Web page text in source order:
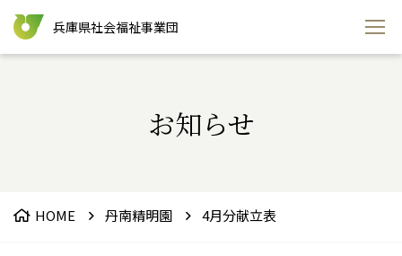
兵庫県社会福祉事業団
お知らせ
HOME 丹南精明園 4月分献立表